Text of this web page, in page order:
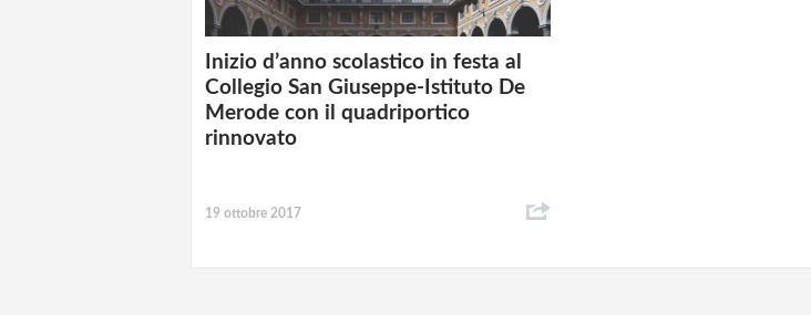
Inizio d’anno scolastico in festa al
Collegio San Giuseppe-Istituto De
Merode con il quadriportico
rinnovato
19 ottobre 2017